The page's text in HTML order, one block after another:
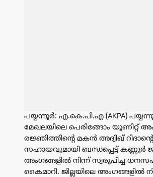
പയ്യന്നൂർ: എ.കെ.പി.എ (AKPA)
മേഖലയിലെ പെരിങ്ങോം യൂണിറ്റ്
രജ്ഞിത്തിൻ്റെ മകൻ അദ്വിഖ്
സഹായവുമായി ബന്ധപ്പെട്ട് കണ്ണൂർ
അംഗങ്ങളിൽ നിന്ന് സ്വരൂപിച്ച
കൈമാറി. ജില്ലയിലെ അംഗങ്ങളിൽ